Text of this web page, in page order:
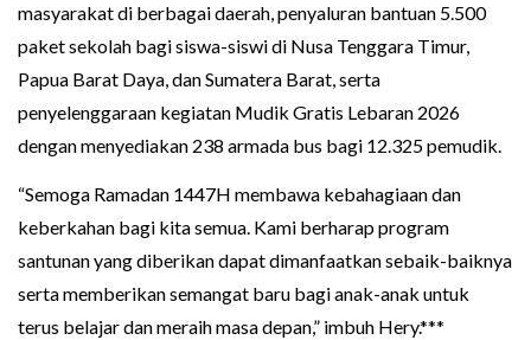
masyarakat di berbagai daerah, penyaluran bantuan 5.500
paket sekolah bagi siswa-siswi di Nusa Tenggara Timur,
Papua Barat Daya, dan Sumatera Barat, serta
penyelenggaraan kegiatan Mudik Gratis Lebaran 2026
dengan menyediakan 238 armada bus bagi 12.325 pemudik.
“Semoga Ramadan 1447H membawa kebahagiaan dan
keberkahan bagi kita semua. Kami berharap program
santunan yang diberikan dapat dimanfaatkan sebaik-baiknya
serta memberikan semangat baru bagi anak-anak untuk
terus belajar dan meraih masa depan,” imbuh Hery.***